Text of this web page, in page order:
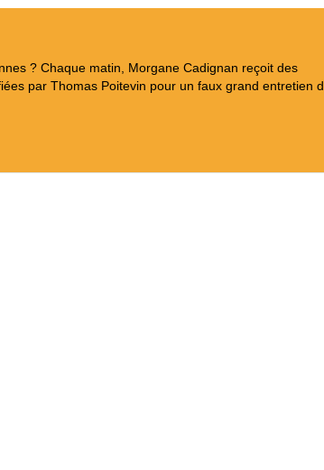
? Chaque matin, Morgane Cadignan reçoit des
par Thomas Poitevin pour un faux grand entretien